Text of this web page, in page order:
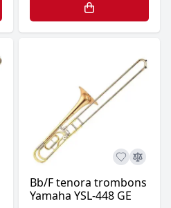
Bb/F tenora trombons
Yamaha YSL-448 GE